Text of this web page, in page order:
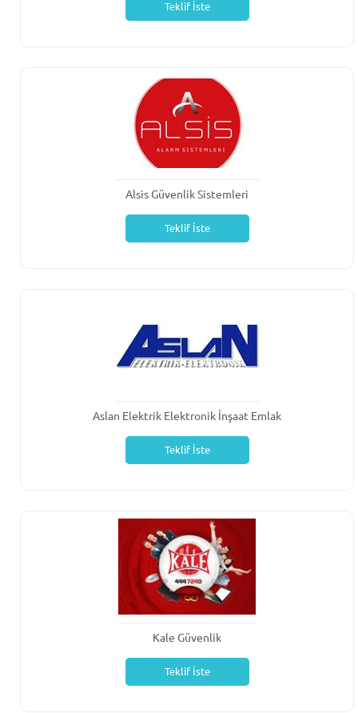
Teklif İste
Alsis Güvenlik Sistemleri
Teklif İste
Aslan Elektrik Elektronik İnşaat Emlak
Teklif İste
Kale Güvenlik
Teklif İste